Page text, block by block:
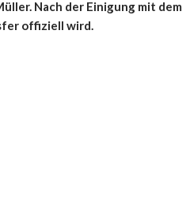
Nach der Einigung mit dem
offiziell wird.